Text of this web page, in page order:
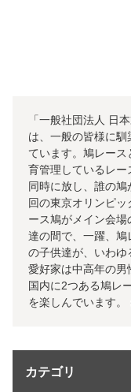
「一般社団法人 日
は、一般の皆様に
ています。鳩レー
育管理しているレー
同時に放し、誰の
回の東京オリンピ
ース鳩がメイン会
達の間で、一躍、鳩
の子供達が、いわゆ
愛好家は中高年の男
国内に2つある鳩レ
を楽しんでいます。
カテゴリ